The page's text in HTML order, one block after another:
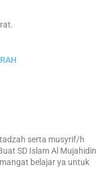
serta musyrif/h
SD Islam Al Mujahidin
belajar ya untuk